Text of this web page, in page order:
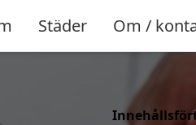
Städer Om /